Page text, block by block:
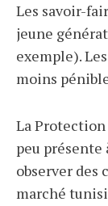
Les savoir-
jeune
exemple).
moins
La
peu présente
observer des
marché